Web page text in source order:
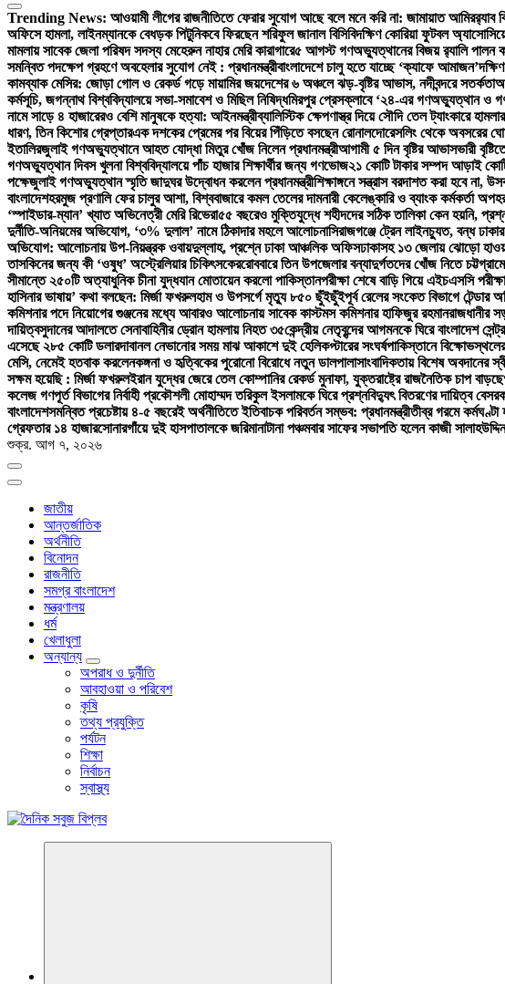
Trending News: আওয়ামী লীগের রাজনীতিতে ফেরার সুযোগ আছে বলে মনে করি না: জামায়াত আমিরর‍্যাব
অফিসে হামলা, লাইনম্যানকে বেধড়ক পিটুনিকবে ফিরছেন শরিফুল জানাল বিসিবিদক্ষিণ কোরিয়া ফুটবল
মামলায় সাবেক জেলা পরিষদ সদস্য মেহেরুন নাহার মেরি কারাগারে৫ আগস্ট গণঅভ্যুত্থানের বিজয় র‍্যালি পালন
সমন্বিত পদক্ষেপ গ্রহণে অবহেলার সুযোগ নেই : প্রধানমন্ত্রীবাংলাদেশে চালু হতে যাচ্ছে ‘ক্যাফে আমাজন’
কামব্যাক মেসির: জোড়া গোল ও রেকর্ড গড়ে মায়ামির জয়দেশের ৬ অঞ্চলে ঝড়-বৃষ্টির আভাস, নদীবন্দরে সতর্কতা
কর্মসূচি, জগন্নাথ বিশ্ববিদ্যালয়ে সভা-সমাবেশ ও মিছিল নিষিদ্ধমিরপুর প্রেসক্লাবে ‘২৪-এর গণঅভ্যুত্থান ও
নামে সাড়ে ৪ হাজারেরও বেশি মানুষকে হত্যা: আইনমন্ত্রীব্যালিস্টিক ক্ষেপণাস্ত্র দিয়ে সৌদি তেল ট্যাংকারে
ধারণ, তিন কিশোর গ্রেপ্তারএক দশকের প্রেমের পর বিয়ের পিঁড়িতে বসছেন রোনালদোরেসলিং থেকে অবসরের
ইতালিরজুলাই গণঅভ্যুত্থানে আহত যোদ্ধা মিতুর খোঁজ নিলেন প্রধানমন্ত্রীআগামী ৫ দিন বৃষ্টির আভাসভারী
গণঅভ্যুত্থান দিবস খুলনা বিশ্ববিদ্যালয়ে পাঁচ হাজার শিক্ষার্থীর জন্য গণভোজ২১ কোটি টাকার সম্পদ আড়াই
পক্ষেজুলাই গণঅভ্যুত্থান স্মৃতি জাদুঘর উদ্বোধন করলেন প্রধানমন্ত্রীশিক্ষাঙ্গনে সন্ত্রাস বরদাশত করা হবে না,
বাংলাদেশহরমুজ প্রণালি ফের চালুর আশা, বিশ্ববাজারে কমল তেলের দামনারী কেলেঙ্কারি ও ব্যাংক কর্মকর্তা
‘স্পাইডার-ম্যান’ খ্যাত অভিনেত্রী মেরি রিভেরা৫৫ বছরেও মুক্তিযুদ্ধে শহীদদের সঠিক তালিকা কেন হয়নি,
দুর্নীতি-অনিয়মের অভিযোগ, ‘৩% দুলাল’ নামে ঠিকাদার মহলে আলোচনাসিরাজগঞ্জে ট্রেন লাইনচ্যুত, বন্ধ
অভিযোগ: আলোচনায় উপ-নিয়ন্ত্রক ওবায়দুল্লাহ, প্রশ্নে ঢাকা আঞ্চলিক অফিসঢাকাসহ ১৩ জেলায় ঝোড়ো
তাসকিনের জন্য কী ‘ওষুধ’ অস্ট্রেলিয়ার চিকিৎসকেররোববারে তিন উপজেলার বন্যাদুর্গতদের খোঁজ নিতে চট্টগ্রামে
সীমান্তে ২৫০টি অত্যাধুনিক চীনা যুদ্ধযান মোতায়েন করলো পাকিস্তানপরীক্ষা শেষে বাড়ি গিয়ে এইচএসসি
হাসিনার ভাষায়’ কথা বলছেন: মির্জা ফখরুলহাম ও উপসর্গে মৃত্যু ৮৫০ ছুঁইছুঁইপূর্ব রেলের সংকেত বিভাগে
কমিশনার পদে নিয়োগের গুঞ্জনের মধ্যে আবারও আলোচনায় সাবেক কাস্টমস কমিশনার হাফিজুর রহমানরাজধানীর
দায়িত্বসুদানের আদালতে সেনাবাহিনীর ড্রোন হামলায় নিহত ৩৫কেন্দ্রীয় নেতৃবৃন্দের আগমনকে ঘিরে বাংলাদেশ
এসেছে ২৮৫ কোটি ডলারদাবানল নেভানোর সময় মাঝ আকাশে দুই হেলিকপ্টারের সংঘর্ষপাকিস্তানে
মেসি, নেমেই হতবাক করলেনকঙ্গনা ও হৃত্বিকের পুরোনো বিরোধে নতুন ডালপালাসাংবাদিকতায় বিশেষ অবদানের
সক্ষম হয়েছি : মির্জা ফখরুলইরান যুদ্ধের জেরে তেল কোম্পানির রেকর্ড মুনাফা, যুক্তরাষ্ট্রে রাজনৈতিক চাপ বাড়ছে
কলেজ গণপূর্ত বিভাগের নির্বাহী প্রকৌশলী মোহাম্মদ তরিকুল ইসলামকে ঘিরে প্রশ্নবিদ্যুৎ বিতরণের দায়িত্ব
বাংলাদেশসমন্বিত প্রচেষ্টায় ৪-৫ বছরেই অর্থনীতিতে ইতিবাচক পরিবর্তন সম্ভব: প্রধানমন্ত্রীতীব্র গরমে
গ্রেফতার ১৪ হাজারসোনারগাঁয়ে দুই হাসপাতালকে জরিমানাটানা পঞ্চমবার সাফের সভাপতি হলেন কাজী সালাহউদ্দিন
শুক্র. আগ ৭, ২০২৬
জাতীয়
আন্তর্জাতিক
অর্থনীতি
বিনোদন
রাজনীতি
সমগ্র বাংলাদেশ
মন্ত্রণালয়
ধর্ম
খেলাধুলা
অন্যান্য
অপরাধ ও দুর্নীতি
আবহাওয়া ও পরিবেশ
কৃষি
তথ্য প্রযুক্তি
পর্যটন
শিক্ষা
নির্বাচন
স্বাস্থ্য
বাংলা নিউজ পেপার